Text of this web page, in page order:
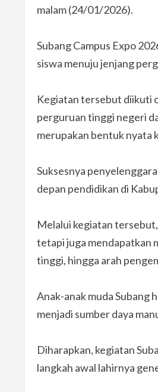
malam (24/01/2026).
Subang Campus Expo
siswa menuju jenjang
Kegiatan tersebut diikuti
perguruan tinggi negeri
merupakan bentuk nyata
Suksesnya
depan pendidikan di
Melalui kegiatan
tetapi juga mendapatkan
tinggi, hingga arah
Anak-anak muda Subang
menjadi sumber daya
Diharapkan, kegiatan
langkah awal lahirnya